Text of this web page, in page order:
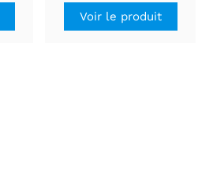
Voir le produit